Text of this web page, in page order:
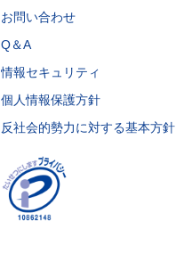
お問い合わせ
Q＆A
情報セキュリティ
個人情報保護方針
反社会的勢力に対する基本方針